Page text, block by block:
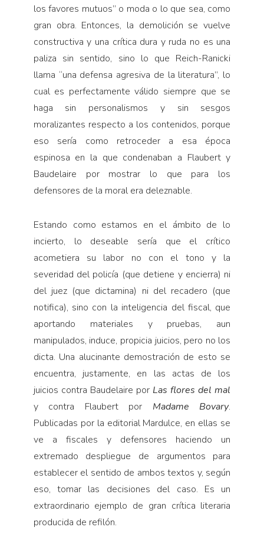
los favores mutuos” o moda o lo que sea, como
gran obra. Entonces, la demolición se vuelve
constructiva y una crítica dura y ruda no es una
paliza sin sentido, sino lo que Reich-Ranicki
llama “una defensa agresiva de la literatura”, lo
cual es perfectamente válido siempre que se
haga sin personalismos y sin sesgos
moralizantes respecto a los contenidos, porque
eso sería como retroceder a esa época
espinosa en la que condenaban a Flaubert y
Baudelaire por mostrar lo que para los
defensores de la moral era deleznable.
Estando como estamos en el ámbito de lo
incierto, lo deseable sería que el crítico
acometiera su labor no con el tono y la
severidad del policía (que detiene y encierra) ni
del juez (que dictamina) ni del recadero (que
notifica), sino con la inteligencia del fiscal, que
aportando materiales y pruebas, aun
manipulados, induce, propicia juicios, pero no los
dicta. Una alucinante demostración de esto se
encuentra, justamente, en las actas de los
juicios contra Baudelaire por Las flores del mal
y contra Flaubert por Madame Bovary.
Publicadas por la editorial Mardulce, en ellas se
ve a fiscales y defensores haciendo un
extremado despliegue de argumentos para
establecer el sentido de ambos textos y, según
eso, tomar las decisiones del caso. Es un
extraordinario ejemplo de gran crítica literaria
producida de refilón.